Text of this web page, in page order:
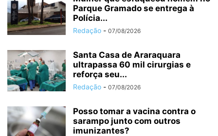
Parque Gramado se entrega à
Polícia...
Redação - 07/08/2026
Santa Casa de Araraquara
ultrapassa 60 mil cirurgias e
reforça seu...
Redação - 07/08/2026
Posso tomar a vacina contra o
sarampo junto com outros
imunizantes?